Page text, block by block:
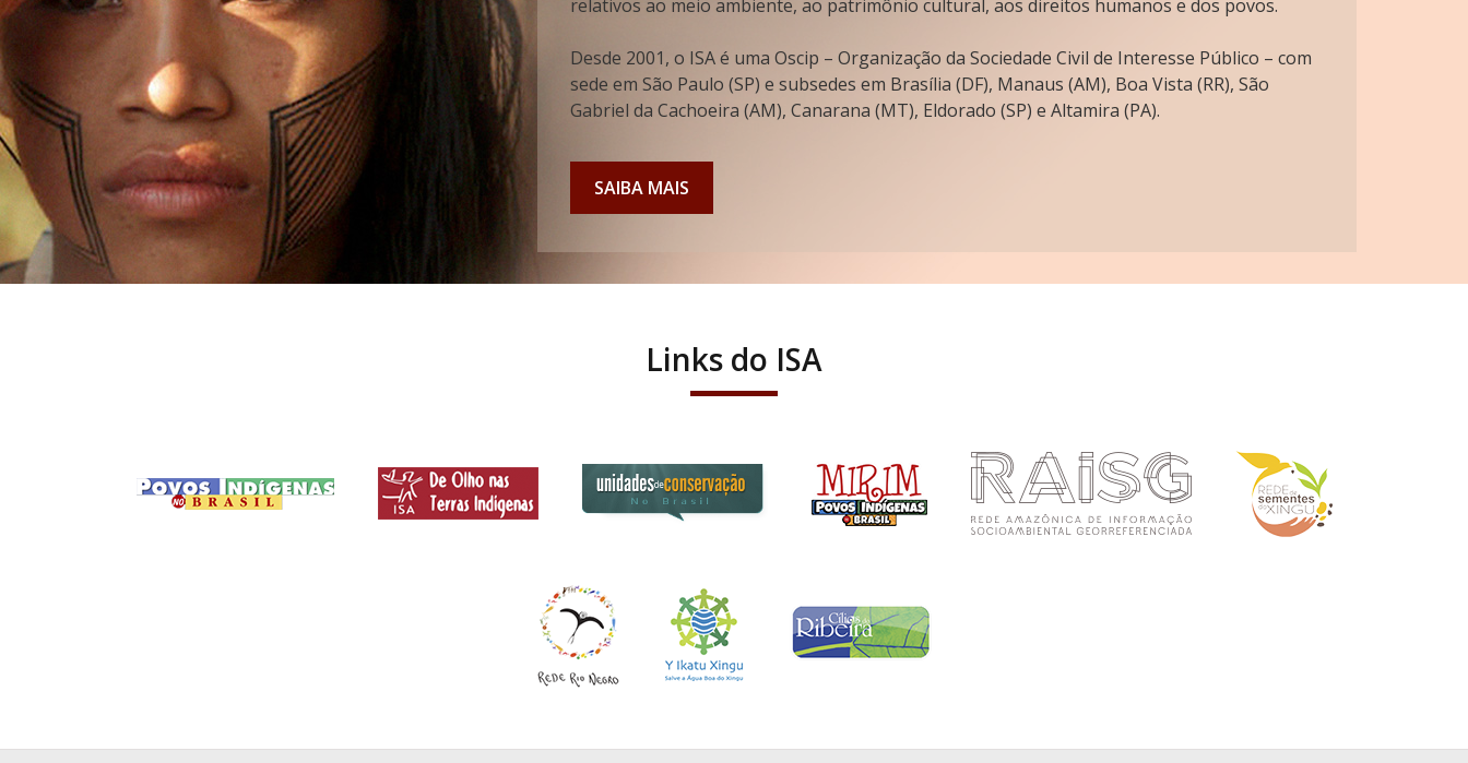
relativos ao meio ambiente, ao patrimônio cultural, aos direitos humanos e dos povos.
Desde 2001, o ISA é uma Oscip – Organização da Sociedade Civil de Interesse Público – com
sede em São Paulo (SP) e subsedes em Brasília (DF), Manaus (AM), Boa Vista (RR), São
Gabriel da Cachoeira (AM), Canarana (MT), Eldorado (SP) e Altamira (PA).
SAIBA MAIS
Links do ISA